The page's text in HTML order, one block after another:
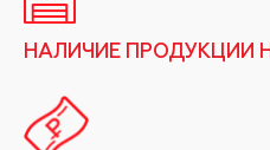
НАЛИЧИЕ ПРОДУКЦИИ